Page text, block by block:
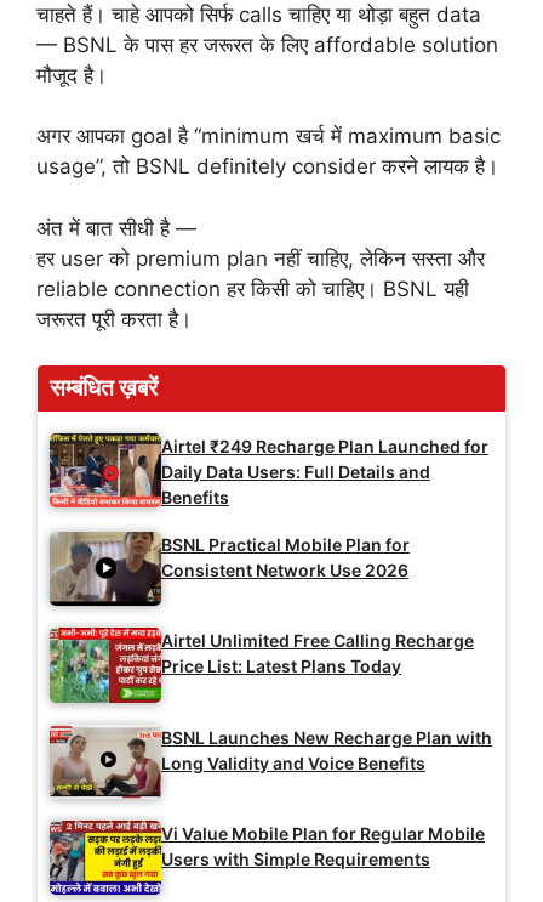
चाहते हैं। चाहे आपको सिर्फ calls चाहिए या थोड़ा बहुत data
— BSNL के पास हर जरूरत के लिए affordable solution
मौजूद है।
अगर आपका goal है “minimum खर्च में maximum basic
usage”, तो BSNL definitely consider करने लायक है।
अंत में बात सीधी है —
हर user को premium plan नहीं चाहिए, लेकिन सस्ता और
reliable connection हर किसी को चाहिए। BSNL यही
जरूरत पूरी करता है।
सम्बंधित ख़बरें
Airtel ₹249 Recharge Plan Launched for
Daily Data Users: Full Details and
Benefits
BSNL Practical Mobile Plan for
Consistent Network Use 2026
Airtel Unlimited Free Calling Recharge
Price List: Latest Plans Today
BSNL Launches New Recharge Plan with
Long Validity and Voice Benefits
Vi Value Mobile Plan for Regular Mobile
Users with Simple Requirements